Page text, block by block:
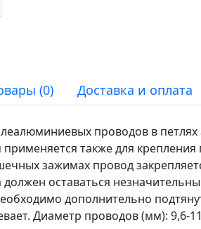
(0) Доставка и оплата
проводов в
также для
зажимах провод
оставаться
дополнительно
Диаметр проводов (мм): 9,6-